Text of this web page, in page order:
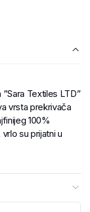
Textiles LTD”
vrsta prekrivača
100%
su prijatni u